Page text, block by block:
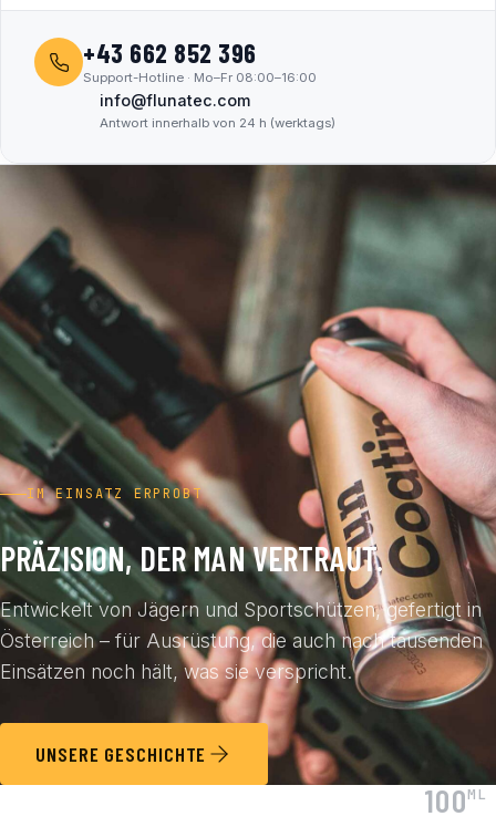
+43 662 852 396
Support-Hotline · Mo–Fr 08:00–16:00
info@flunatec.com
Antwort innerhalb von 24 h (werktags)
IM EINSATZ ERPROBT
PRÄZISION, DER MAN VERTRAUT.
Entwickelt von Jägern und Sportschützen, gefertigt in
Österreich – für Ausrüstung, die auch nach tausenden
Einsätzen noch hält, was sie verspricht.
UNSERE GESCHICHTE
100ML